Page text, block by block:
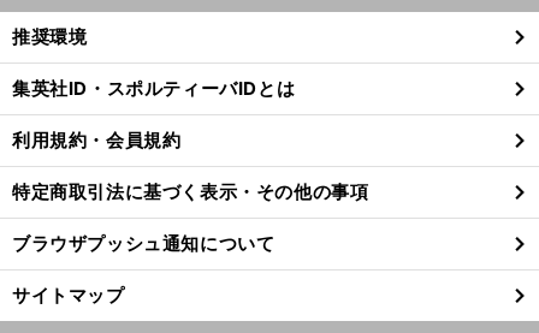
閉
る
推奨環境
集英社ID・スポルティーバIDとは
利用規約・会員規約
特定商取引法に基づく表示・その他の事項
ブラウザプッシュ通知について
サイトマップ